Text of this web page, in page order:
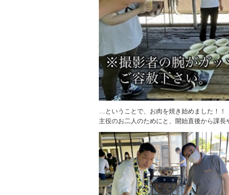
…ということで、お肉を焼き始めました！！
主役のお二人のためにと、開始直後から課長